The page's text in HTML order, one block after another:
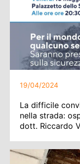
19/04/2024
La difficile
nella strada:
dott. Riccardo